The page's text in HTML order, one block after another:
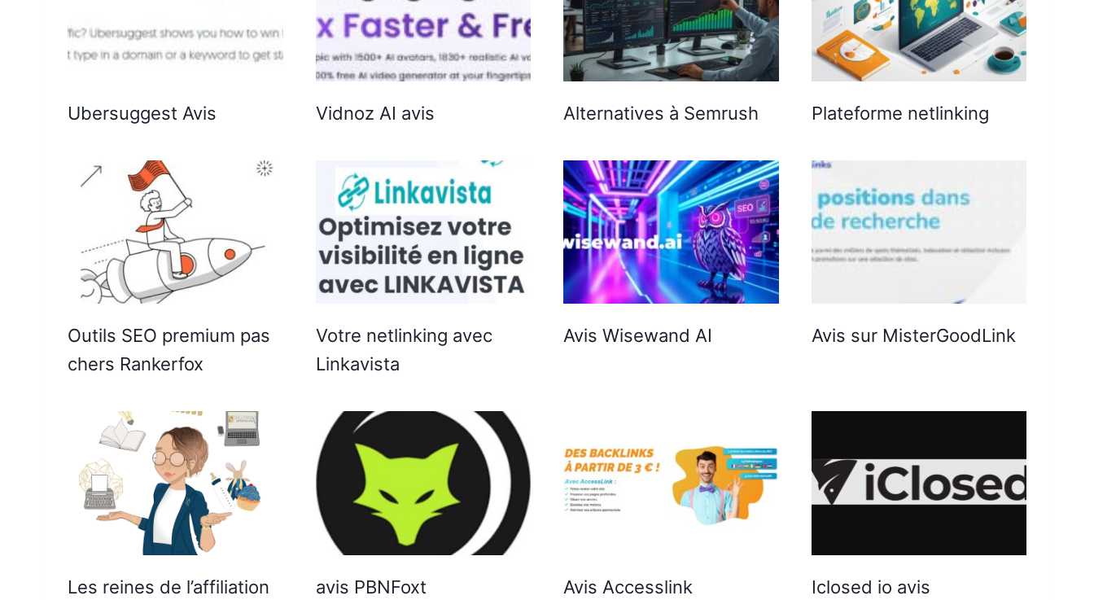
Ubersuggest Avis Vidnoz AI avis Alternatives à Semrush Plateforme netlinking
Outils SEO premium pas
chers Rankerfox
Votre netlinking avec
Linkavista
Avis Wisewand AI Avis sur MisterGoodLink
Les reines de l’affiliation
avis PBNFoxt Avis Accesslink Iclosed io avis